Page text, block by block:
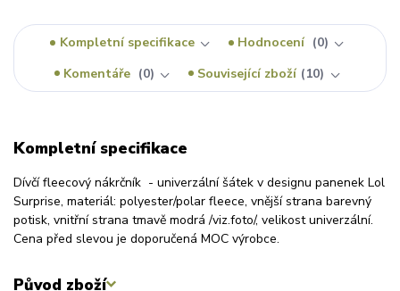
Kompletní specifikace Hodnocení
0
Komentáře
0 Související zboží 10
Kompletní specifikace
Dívčí fleecový nákrčník - univerzální šátek v designu panenek Lol
Surprise, materiál: polyester/polar fleece, vnější strana barevný
potisk, vnitřní strana tmavě modrá /viz.foto/, velikost univerzální.
Cena před slevou je doporučená MOC výrobce.
Původ zboží